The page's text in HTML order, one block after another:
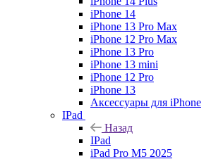
iPhone 14
iPhone 13 Pro Max
iPhone 12 Pro Max
iPhone 13 Pro
iPhone 13 mini
iPhone 12 Pro
iPhone 13
Аксессуары для iPhone
IPad
Назад
IPad
iPad Pro M5 2025